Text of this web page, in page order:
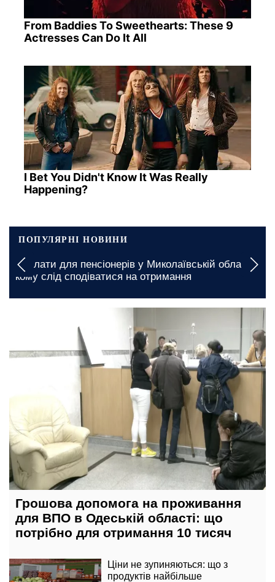
From Baddies To Sweethearts: These 9
Actresses Can Do It All
I Bet You Didn't Know It Was Really
Happening?
ПОПУЛЯРНІ НОВИНИ
У Чернігівській області вводять багатогодинні
обмеження: де чекають графіки відключення
світла на 6 та 7 серпня
Грошова допомога на проживання
для ВПО в Одеській області: що
потрібно для отримання 10 тисяч
Ціни не зупиняються: що з
продуктів найбільше